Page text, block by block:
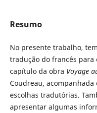
Resumo
No presente trabalho,
tradução do francês
capítulo da obra Voyage
Coudreau,
escolhas tradutórias.
apresentar algumas